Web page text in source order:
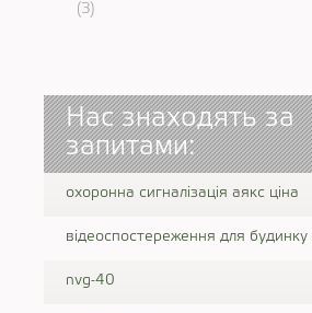
(3)
Нас знаходять за
запитами:
охоронна сигналізація аякс ціна
відеоспостереження для будинку
nvg-40